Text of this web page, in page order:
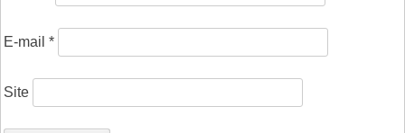
E-mail *
Site